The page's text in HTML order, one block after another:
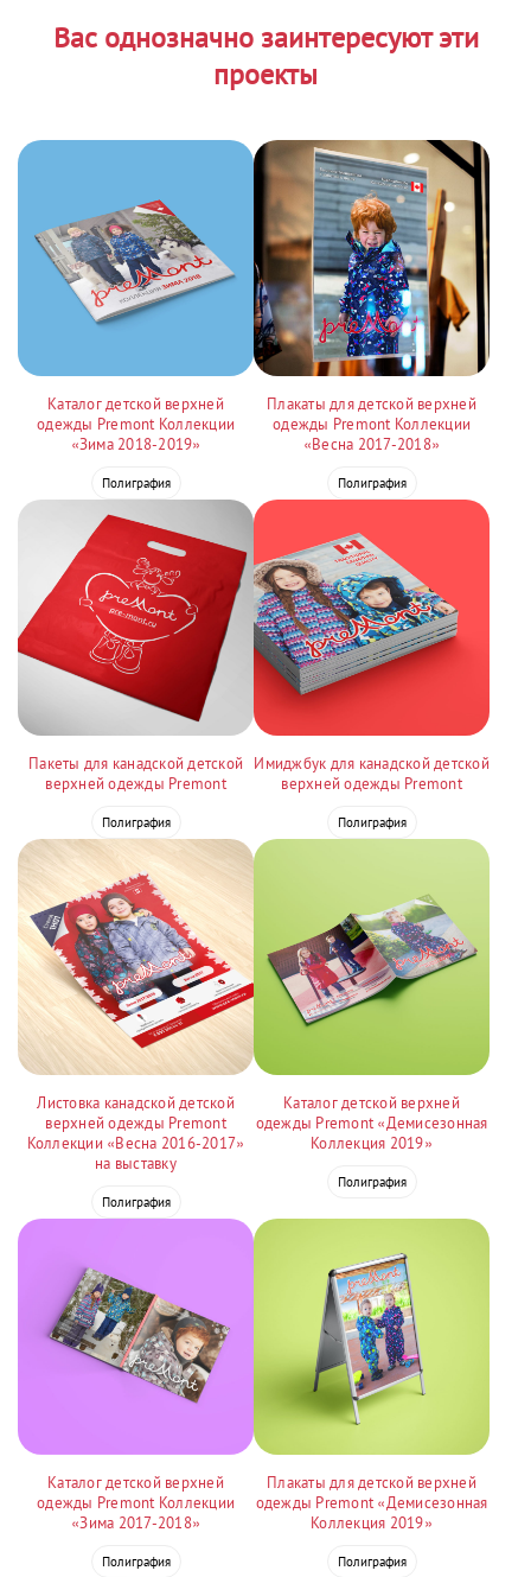
Вас однозначно заинтересуют эти
проекты
Каталог детской верхней
одежды Premont Коллекции
«Зима 2018-2019»
Полиграфия
Плакаты для детской верхней
одежды Premont Коллекции
«Весна 2017-2018»
Полиграфия
Пакеты для канадской детской
верхней одежды Premont
Полиграфия
Имиджбук для канадской детской
верхней одежды Premont
Полиграфия
Листовка канадской детской
верхней одежды Premont
Коллекции «Весна 2016-2017»
на выставку
Полиграфия
Каталог детской верхней
одежды Premont «Демисезонная
Коллекция 2019»
Полиграфия
Каталог детской верхней
одежды Premont Коллекции
«Зима 2017-2018»
Полиграфия
Плакаты для детской верхней
одежды Premont «Демисезонная
Коллекция 2019»
Полиграфия